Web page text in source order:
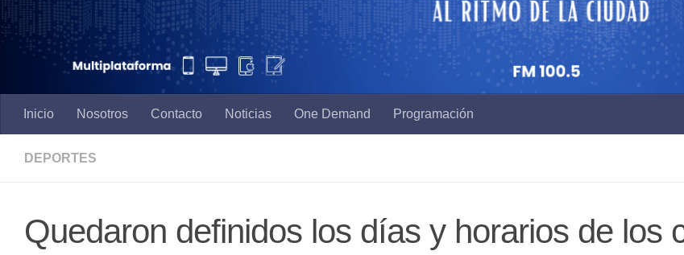
Inicio Nosotros Contacto Noticias One Demand Programación
DEPORTES
Quedaron definidos los días y horarios de los